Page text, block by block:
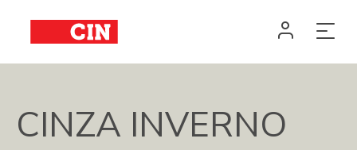
CINZA INVERNO